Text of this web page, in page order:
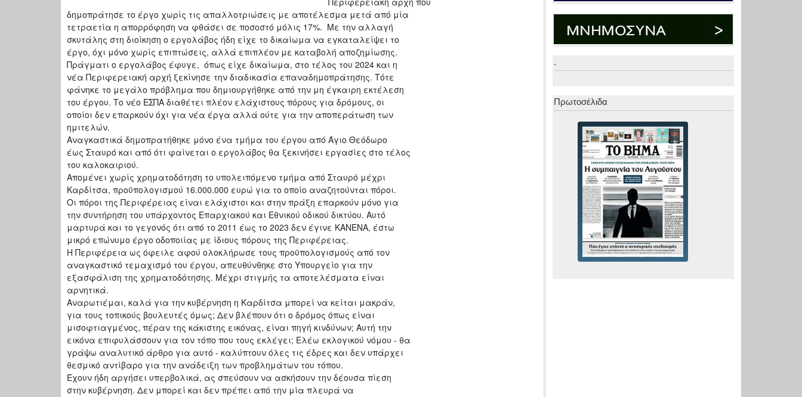
δημοπράτησε το έργο χωρίς τις απαλλοτριώσεις με αποτέλεσμα μετά από μία
τετραετία η απορρόφηση να φθάσει σε ποσοστό μόλις 17%. Με την αλλαγή
σκυτάλης στη διοίκηση ο εργολάβος ήδη είχε το δικαίωμα να εγκαταλείψει το
έργο, όχι μόνο χωρίς επιπτώσεις, αλλά επιπλέον με καταβολή αποζημίωσης.
Πράγματι ο εργολάβος έφυγε, όπως είχε δικαίωμα, στο τέλος του 2024 και η
νέα Περιφερειακή αρχή ξεκίνησε την διαδικασία επαναδημοπράτησης. Τότε
φάνηκε το μεγάλο πρόβλημα που δημιουργήθηκε από την μη έγκαιρη εκτέλεση
του έργου. Το νέο ΕΣΠΑ διαθέτει πλέον ελάχιστους πόρους για δρόμους, οι
οποίοι δεν επαρκούν όχι για νέα έργα αλλά ούτε για την αποπεράτωση των
ημιτελών.
Αναγκαστικά δημοπρατήθηκε μόνο ένα τμήμα του έργου από Άγιο Θεόδωρο
έως Σταυρό και από ότι φαίνεται ο εργολάβος θα ξεκινήσει εργασίες στο τέλος
του καλοκαιριού.
Απομένει χωρίς χρηματοδότηση το υπολειπόμενο τμήμα από Σταυρό μέχρι
Καρδίτσα, προϋπολογισμού 16.000.000 ευρώ για το οποίο αναζητούνται πόροι.
Οι πόροι της Περιφέρειας είναι ελάχιστοι και στην πράξη επαρκούν μόνο για
την συντήρηση του υπάρχοντος Επαρχιακού και Εθνικού οδικού δικτύου. Αυτό
μαρτυρά και το γεγονός ότι από το 2011 έως το 2023 δεν έγινε ΚΑΝΕΝΑ, έστω
μικρό επώνυμο έργο οδοποιίας με ίδιους πόρους της Περιφέρειας.
Η Περιφέρεια ως όφειλε αφού ολοκλήρωσε τους προϋπολογισμούς από τον
αναγκαστικό τεμαχισμό του έργου, απευθύνθηκε στο Υπουργείο για την
εξασφάλιση της χρηματοδότησης. Μέχρι στιγμής τα αποτελέσματα είναι
αρνητικά.
Αναρωτιέμαι, καλά για την κυβέρνηση η Καρδίτσα μπορεί να κείται μακράν,
για τους τοπικούς βουλευτές όμως; Δεν βλέπουν ότι ο δρόμος όπως είναι
μισοφτιαγμένος, πέραν της κάκιστης εικόνας, είναι πηγή κινδύνων; Αυτή την
εικόνα επιφυλάσσουν για τον τόπο που τους εκλέγει; Ελέω εκλογικού νόμου - θα
γράψω αναλυτικό άρθρο για αυτό - καλύπτουν όλες τις έδρες και δεν υπάρχει
θεσμικό αντίβαρο για την ανάδειξη των προβλημάτων του τόπου.
Έχουν ήδη αργήσει υπερβολικά, ας σπεύσουν να ασκήσουν την δέουσα πίεση
στην κυβέρνηση. Δεν μπορεί και δεν πρέπει από την μία πλευρά να
.
.
Πρωτοσέλιδα